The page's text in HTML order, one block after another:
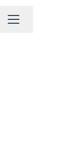
MENU CARRIÈRE
Partager la page